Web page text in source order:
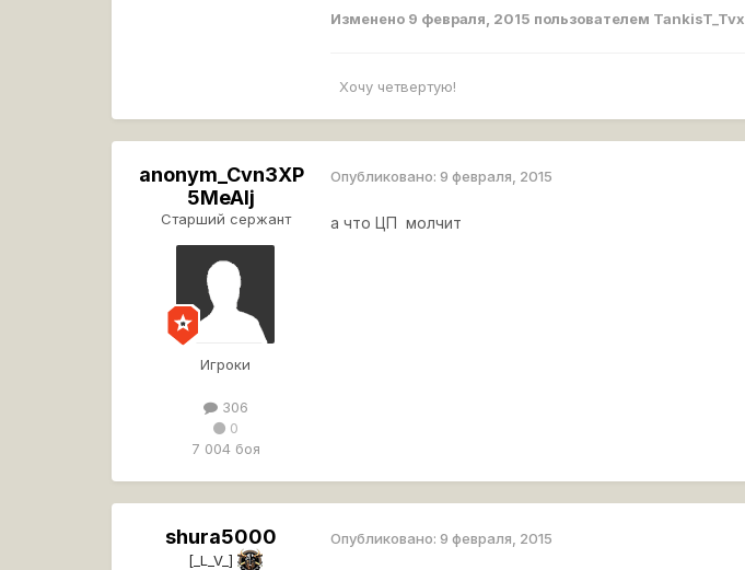
Изменено 9 февраля, 2015 пользователем TankisT_Tvx
Хочу четвертую!
anonym_Cvn3XP
5MeAIj
Старший сержант
Игроки
306
0
7 004 боя
Опубликовано:9 февраля, 2015
а что ЦП молчит
shura5000
[_L_V_]
Опубликовано:9 февраля, 2015